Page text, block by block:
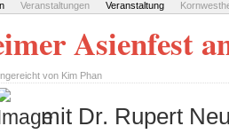
Veranstaltungen Veranstaltung
Asienfest
von Kim Phan
mit Dr. Rupert